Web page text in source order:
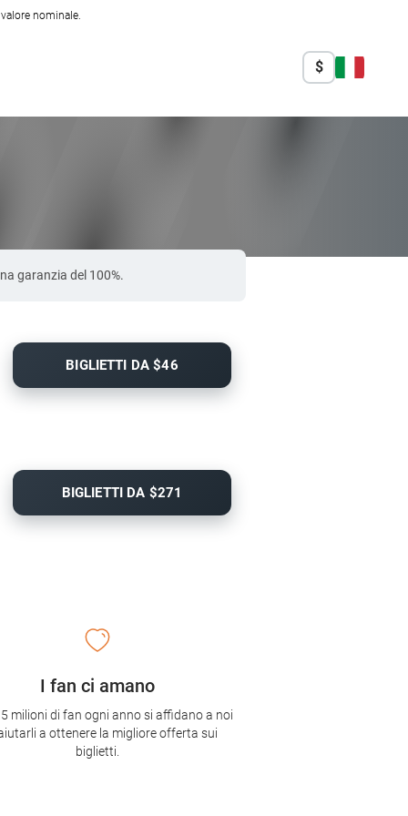
nominale.
$
garanzia del 100%.
BIGLIETTI DA $46
BIGLIETTI DA $271
I fan ci amano
milioni di fan ogni anno si affidano a noi
a ottenere la migliore offerta sui
biglietti.